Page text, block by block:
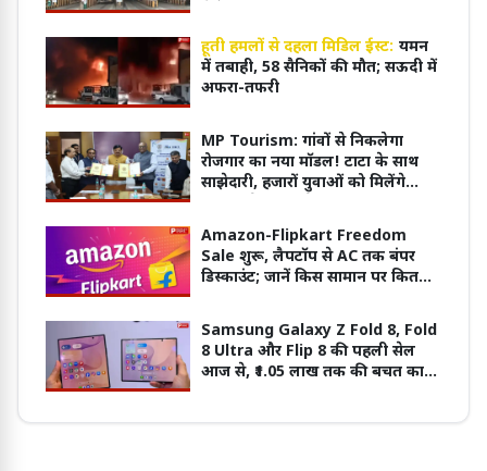
हूती हमलों से दहला मिडिल ईस्ट: यमन
में तबाही, 58 सैनिकों की मौत; सऊदी में
अफरा-तफरी
MP Tourism: गांवों से निकलेगा
रोजगार का नया मॉडल! टाटा के साथ
साझेदारी, हजारों युवाओं को मिलेंगे
Amazon-Flipkart Freedom
Sale शुरू, लैपटॉप से AC तक बंपर
डिस्काउंट; जानें किस सामान पर कितनी
Samsung Galaxy Z Fold 8, Fold
8 Ultra और Flip 8 की पहली सेल
आज से, ₹1.05 लाख तक की बचत का